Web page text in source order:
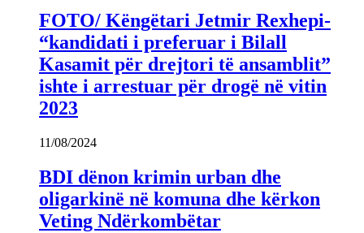
FOTO/ Këngëtari Jetmir Rexhepi-
“kandidati i preferuar i Bilall
Kasamit për drejtori të ansamblit”
ishte i arrestuar për drogë në vitin
2023
11/08/2024
BDI dënon krimin urban dhe
oligarkinë në komuna dhe kërkon
Veting Ndërkombëtar